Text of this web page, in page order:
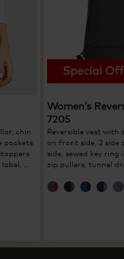
chin
pockets
...
Women’s
7205
Reversible vest
on front side, 2
side, sewed key
zip pullers, tunnel